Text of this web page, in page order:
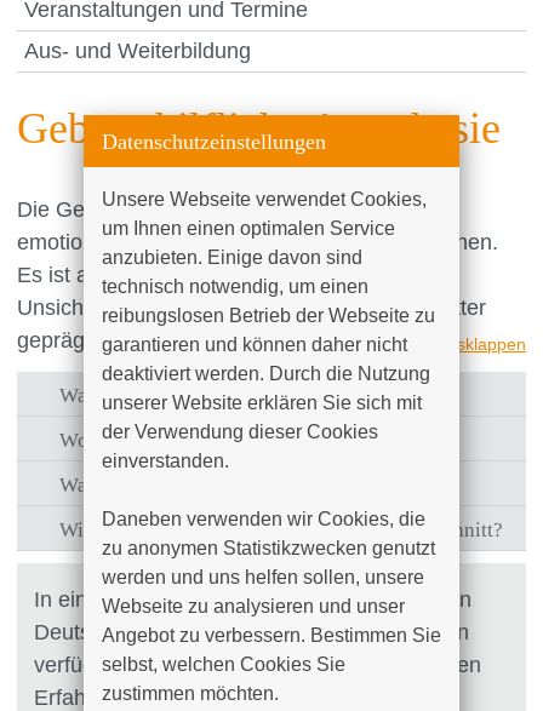
Veranstaltungen und Termine
Aus- und Weiterbildung
Geburtshilfliche Anästhesie
Die Geburt eines Kindes ist vielleicht das
emotionalste Ereignis im Leben eines Menschen.
Es ist aber auch ein Ereignis, welches von
Unsicherheit und Ängsten der werdenden Mutter
geprägt ist.
alle ausklappen
Was macht der Anästhesist im Kreißsaal?
Wo kann ich mich informieren?
Was ist eine PDA?
Wie erfolgt die Anästhesie bei einem Kaiserschnitt?
In einer der größten geburtshilflichen Kliniken
Deutschland mit jährlich etwa 2000 Geburten
verfügen wir Anästhesisten über einen reichen
Erfahrungsschatz, eine hervorragende
Datenschutzeinstellungen
Unsere Webseite verwendet Cookies,
um Ihnen einen optimalen Service
anzubieten. Einige davon sind
technisch notwendig, um einen
reibungslosen Betrieb der Webseite zu
garantieren und können daher nicht
deaktiviert werden. Durch die Nutzung
unserer Website erklären Sie sich mit
der Verwendung dieser Cookies
einverstanden.
Daneben verwenden wir Cookies, die
zu anonymen Statistikzwecken genutzt
werden und uns helfen sollen, unsere
Webseite zu analysieren und unser
Angebot zu verbessern. Bestimmen Sie
selbst, welchen Cookies Sie
zustimmen möchten.